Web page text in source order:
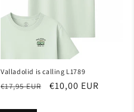
Valladolid is calling L1789
Precio
€17,95 EUR
Precio
€10,00 EUR